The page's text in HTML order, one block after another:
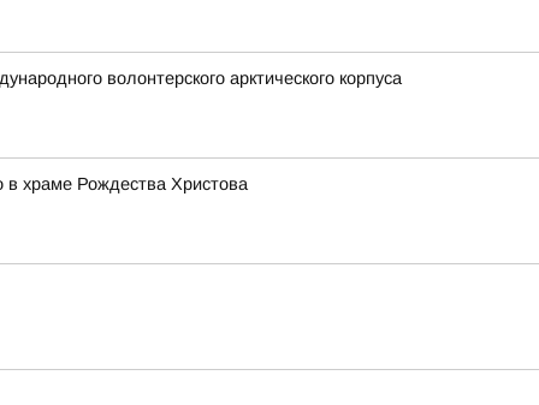
волонтерского арктического корпуса
в храме Рождества Христова